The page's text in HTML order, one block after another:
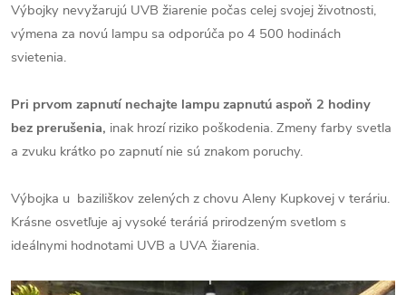
Výbojky nevyžarujú UVB žiarenie počas celej svojej životnosti,
výmena za novú lampu sa odporúča po 4 500 hodinách
svietenia.
Pri prvom zapnutí nechajte lampu zapnutú aspoň 2 hodiny
bez prerušenia, inak hrozí riziko poškodenia. Zmeny farby svetla
a zvuku krátko po zapnutí nie sú znakom poruchy.
Výbojka u baziliškov zelených z chovu Aleny Kupkovej v teráriu.
Krásne osvetľuje aj vysoké teráriá prirodzeným svetlom s
ideálnymi hodnotami UVB a UVA žiarenia.